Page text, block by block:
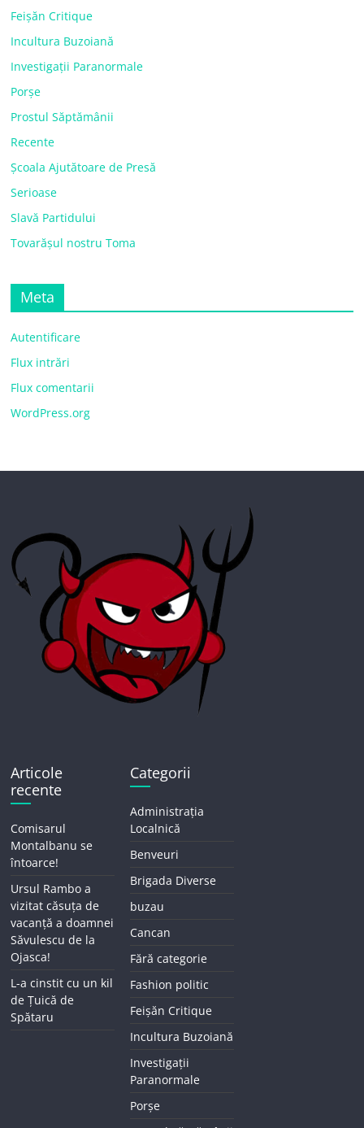
Feișăn Critique
Incultura Buzoiană
Investigații Paranormale
Porșe
Prostul Săptămânii
Recente
Școala Ajutătoare de Presă
Serioase
Slavă Partidului
Tovarășul nostru Toma
Meta
Autentificare
Flux intrări
Flux comentarii
WordPress.org
Articole
recente
Comisarul
Montalbanu se
întoarce!
Ursul Rambo a
vizitat căsuța de
vacanță a doamnei
Săvulescu de la
Ojasca!
L-a cinstit cu un kil
de Țuică de
Spătaru
Categorii
Administrația
Localnică
Benveuri
Brigada Diverse
buzau
Cancan
Fără categorie
Fashion politic
Feișăn Critique
Incultura Buzoiană
Investigații
Paranormale
Porșe